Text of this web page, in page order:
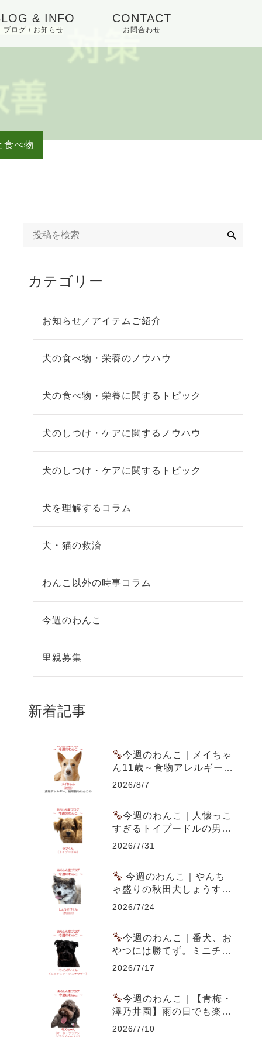
& INFO
ブログ / お知らせ
お知らせ／アイテム
CONTACT
お問合わせ
食べ物
カテゴリー
お知らせ／アイテムご紹介
犬の食べ物・栄養のノウハウ
犬の食べ物・栄養に関するトピック
犬のしつけ・ケアに関するノウハウ
犬のしつけ・ケアに関するトピック
犬を理解するコラム
犬・猫の救済
わんこ以外の時事コラム
今週のわんこ
里親募集
新着記事
今週のわんこ｜メイちゃ
ん11歳～食物アレルギー&
尿結石を乗り越えた愛犬ご
2026/8/7
今週のわんこ｜人懐っこ
すぎるトイプードルの男の
子ラブくん～スーパー駐車
2026/7/31
今週のわんこ｜やんち
ゃ盛りの秋田犬しょうすけ
くん～虎毛のまだら模様と
2026/7/24
今週のわんこ｜番犬、お
やつには勝てず。ミニチュ
ア・シュナウザー ウィン
2026/7/17
今週のわんこ｜【青梅・
澤乃井園】雨の日でも楽し
める愛犬とのお出かけ～ラ
2026/7/10